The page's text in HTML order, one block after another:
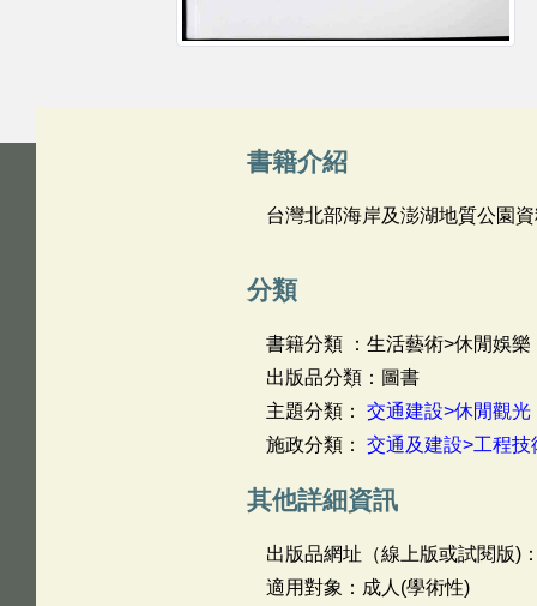
書籍介紹
台灣北部海岸及澎湖地質公園
分類
書籍分類 ：生活藝術>休閒娛
出版品分類：圖書
主題分類： 交通建設>休閒觀光
施政分類： 交通及建設>工程
其他詳細資訊
出版品網址（線上版或試閱版)
適用對象：成人(學術性)